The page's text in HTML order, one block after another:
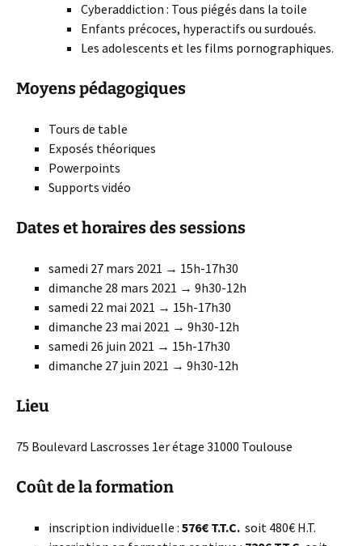
Cyberaddiction : Tous piégés dans la toile
Enfants précoces, hyperactifs ou surdoués.
Les adolescents et les films pornographiques.
Moyens pédagogiques
Tours de table
Exposés théoriques
Powerpoints
Supports vidéo
Dates et horaires des sessions
samedi 27 mars 2021 → 15h-17h30
dimanche 28 mars 2021 → 9h30-12h
samedi 22 mai 2021 → 15h-17h30
dimanche 23 mai 2021 → 9h30-12h
samedi 26 juin 2021 → 15h-17h30
dimanche 27 juin 2021 → 9h30-12h
Lieu
75 Boulevard Lascrosses 1er étage 31000 Toulouse
Coût de la formation
inscription individuelle : 576€ T.T.C. soit 480€ H.T.